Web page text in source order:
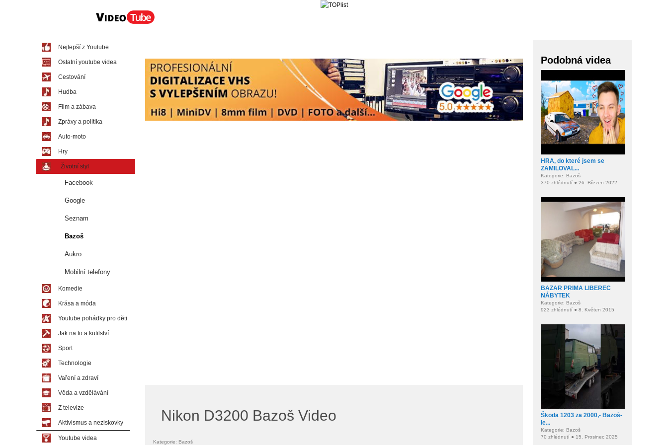
Nikon D3200 Bazoš Video
Kategorie: Bazoš
Podobná videa
HRA, do které jsem se
ZAMILOVAL...
Kategorie: Bazoš
370 zhlédnutí ● 26. Březen 2022
BAZAR PRIMA LIBEREC
NÁBYTEK
Kategorie: Bazoš
923 zhlédnutí ● 8. Květen 2015
Škoda 1203 za 2000,- Bazoš-
le...
Kategorie: Bazoš
70 zhlédnutí ● 15. Prosinec 2025
Nejlepší z Youtube
Ostatní youtube videa
Cestování
Hudba
Film a zábava
Zprávy a politika
Auto-moto
Hry
Životní styl
Facebook
Google
Seznam
Bazoš
Aukro
Mobilní telefony
Komedie
Krása a móda
Youtube pohádky pro děti
Jak na to a kutilství
Sport
Technologie
Vaření a zdraví
Věda a vzdělávání
Z televize
Aktivismus a neziskovky
Youtube videa